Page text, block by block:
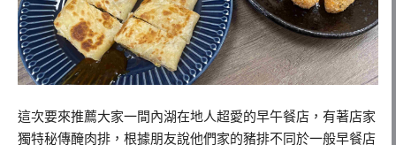
這次要來推薦大家一間內湖在地人超愛的早午餐店，有著店家
獨特秘傳醃肉排，根據朋友說他們家的豬排不同於一般早餐店